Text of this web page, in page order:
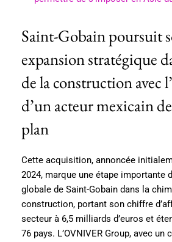
Saint-Gobain poursuit
expansion stratégique
de la construction avec
d’un acteur mexicain
plan
Cette acquisition, annoncée
2024, marque une étape importante
globale de Saint-Gobain dans la
construction, portant son chiffre
secteur à 6,5 milliards d’euros et
76 pays. L’OVNIVER Group, avec un